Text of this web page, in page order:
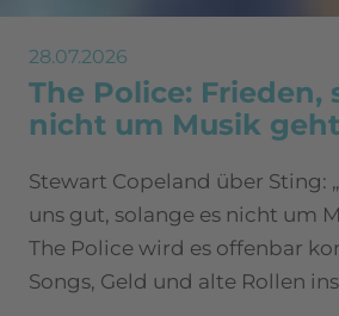
28.07.2026
The Police: Frieden,
nicht um Musik geht
Stewart Copeland über Sting:
uns gut, solange es nicht um
The Police wird es offenbar
Songs, Geld und alte Rollen